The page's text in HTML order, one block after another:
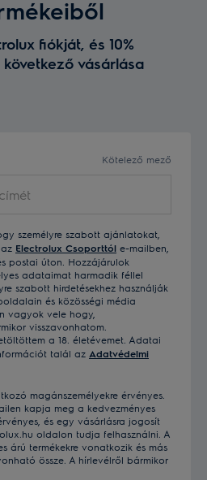
fiókját, és 10%
vásárlása
Kötelező mező
személyre szabott ajánlatokat,
Electrolux Csoporttól e-mailben,
postai úton. Hozzájárulok
adataimat harmadik féllel
szabott hirdetésekhez használják
és közösségi média
vagyok vele hogy,
visszavonhatom.
a 18. életévemet. Adatai
talál az Adatvédelmi
magánszemélyekre érvényes.
kapja meg a kedvezményes
és egy vásárlásra jogosít
oldalon tudja felhasználni. A
árú termékekre vonatkozik és más
össze. A hírlevélről bármikor